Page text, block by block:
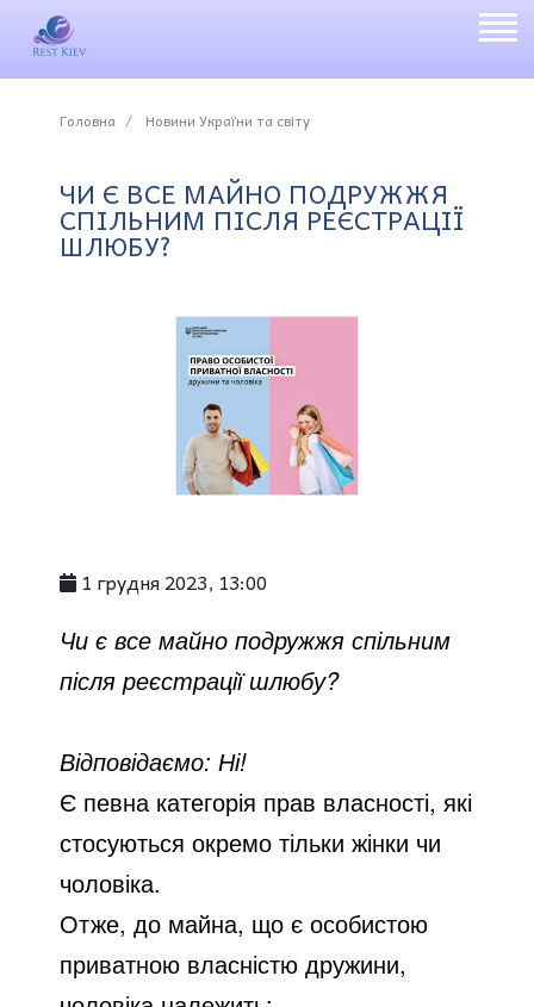
Головна Новини України та світу
ЧИ Є ВСЕ МАЙНО ПОДРУЖЖЯ
СПІЛЬНИМ ПІСЛЯ РЕЄСТРАЦІЇ
ШЛЮБУ?
1 грудня 2023, 13:00
Чи є все майно подружжя спільним
після реєстрації шлюбу?
Відповідаємо:Ні!
Є певна категорія прав власності, які
стосуються окремо тільки жінки чи
чоловіка.
Отже, до майна, що є особистою
приватною власністю дружини,